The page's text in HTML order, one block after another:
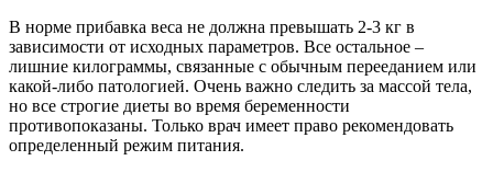
В норме прибавка веса не должна превышать 2-3 кг в
зависимости от исходных параметров. Все остальное –
лишние килограммы, связанные с обычным перееданием или
какой-либо патологией. Очень важно следить за массой тела,
но все строгие диеты во время беременности
противопоказаны. Только врач имеет право рекомендовать
определенный режим питания.